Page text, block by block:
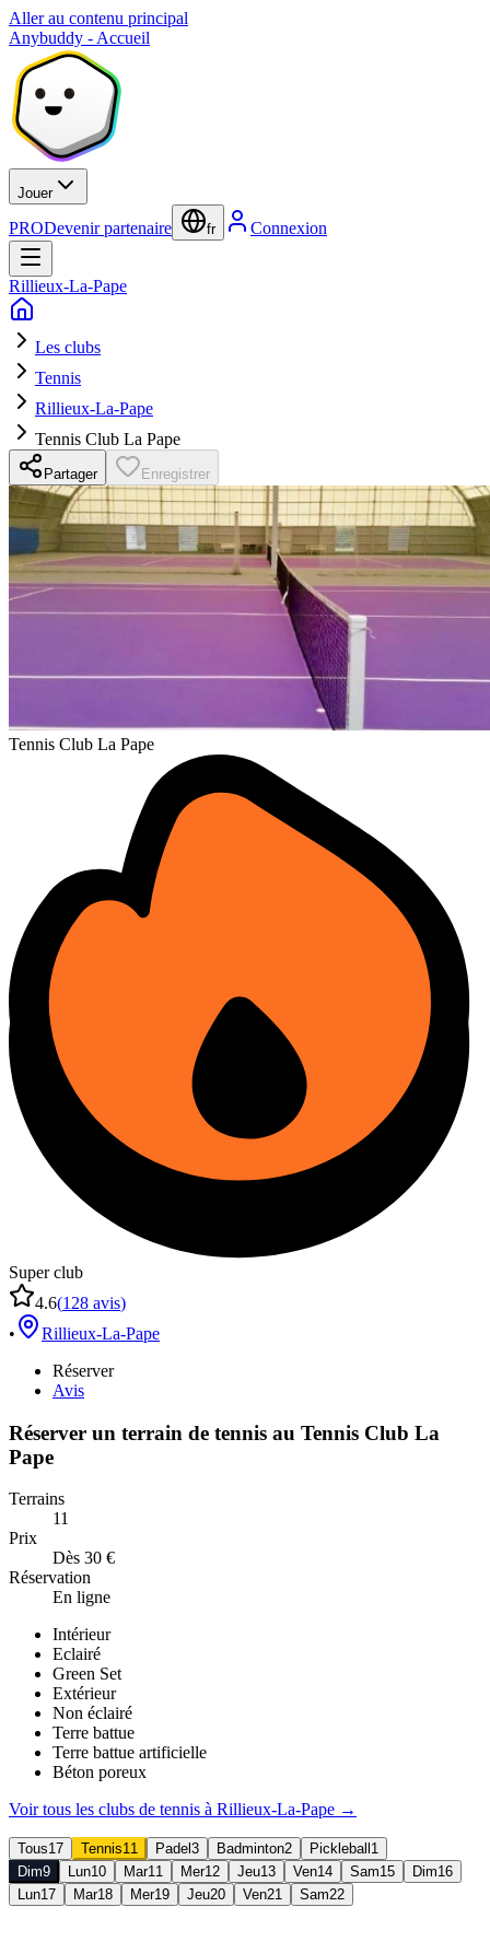
Aller au contenu principal
Anybuddy - Accueil
Jouer
PRODevenir partenaire fr Connexion
Rillieux-La-Pape
Les clubs
Tennis
Rillieux-La-Pape
Tennis Club La Pape
Partager Enregistrer
Tennis Club La Pape
Super club
4.6(128 avis)
•
Rillieux-La-Pape
Réserver
Avis
Réserver un terrain de tennis au Tennis Club La
Pape
Terrains
11
Prix
Dès 30 €
Réservation
En ligne
Intérieur
Eclairé
Green Set
Extérieur
Non éclairé
Terre battue
Terre battue artificielle
Béton poreux
Voir tous les clubs de tennis à Rillieux-La-Pape →
Tous17 Tennis11 Padel 3 Badminton2 Pickleball 1
Dim9 Lun10 Mar11 Mer12 Jeu13 Ven14 Sam15 Dim16
Lun17 Mar18 Mer19 Jeu20 Ven21 Sam22